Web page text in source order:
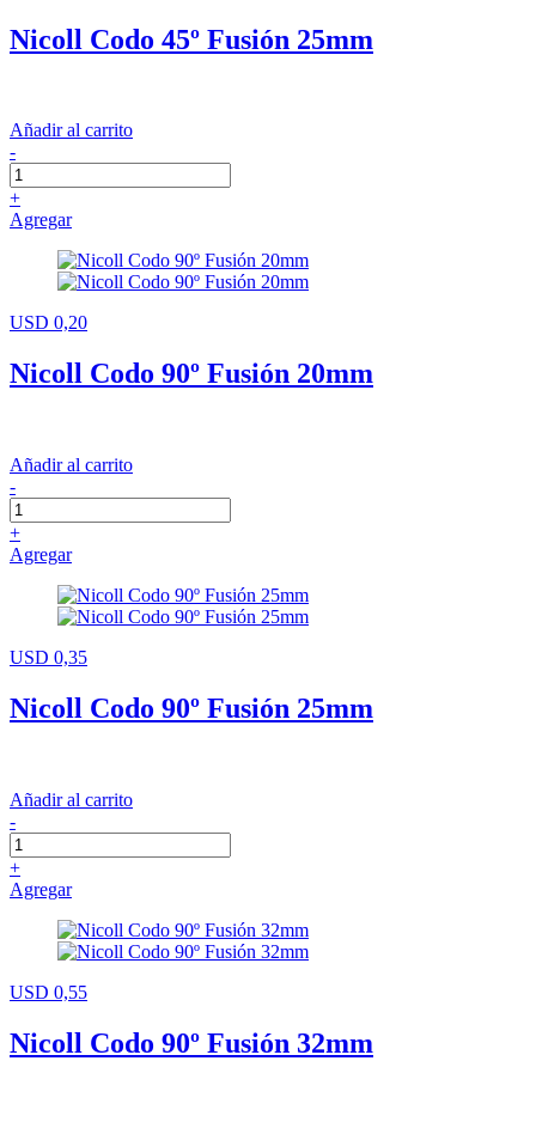
Nicoll Codo 45º Fusión 25mm
Añadir al carrito
-
+
Agregar
USD 0,20
Nicoll Codo 90º Fusión 20mm
Añadir al carrito
-
+
Agregar
USD 0,35
Nicoll Codo 90º Fusión 25mm
Añadir al carrito
-
+
Agregar
USD 0,55
Nicoll Codo 90º Fusión 32mm